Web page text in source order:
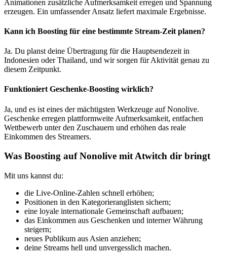
Animationen zusätzliche Aufmerksamkeit erregen und Spannung
erzeugen. Ein umfassender Ansatz liefert maximale Ergebnisse.
Kann ich Boosting für eine bestimmte Stream-Zeit planen?
Ja. Du planst deine Übertragung für die Hauptsendezeit in
Indonesien oder Thailand, und wir sorgen für Aktivität genau zu
diesem Zeitpunkt.
Funktioniert Geschenke-Boosting wirklich?
Ja, und es ist eines der mächtigsten Werkzeuge auf Nonolive.
Geschenke erregen plattformweite Aufmerksamkeit, entfachen
Wettbewerb unter den Zuschauern und erhöhen das reale
Einkommen des Streamers.
Was Boosting auf Nonolive mit Atwitch dir bringt
Mit uns kannst du:
die Live-Online-Zahlen schnell erhöhen;
Positionen in den Kategorieranglisten sichern;
eine loyale internationale Gemeinschaft aufbauen;
das Einkommen aus Geschenken und interner Währung
steigern;
neues Publikum aus Asien anziehen;
deine Streams hell und unvergesslich machen.